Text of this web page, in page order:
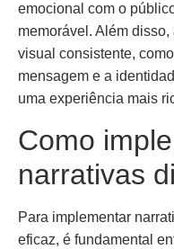
emocional com o
memorável. Além
visual consistente,
mensagem e a
uma experiência mais
Como
narrativas
Para implementar
eficaz, é fundamental